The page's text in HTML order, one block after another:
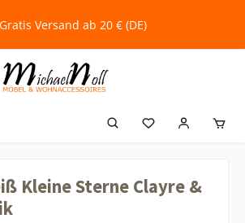
Gratis Versand ab 20 € (DE)
Kleine Sterne Clayre &